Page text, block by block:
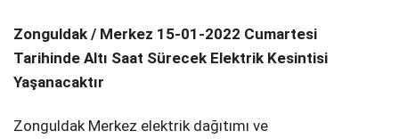
Zonguldak / Merkez 15-01-2022 Cumartesi
Tarihinde Altı Saat Sürecek Elektrik Kesintisi
Yaşanacaktır
Zonguldak Merkez elektrik dağıtımı ve